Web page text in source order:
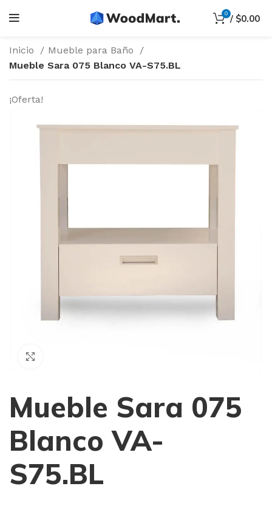
0 / $0.00
Inicio
Mueble para Baño
Mueble Sara 075 Blanco VA-S75.BL
¡Oferta!
Mueble Sara 075
Blanco VA-
S75.BL